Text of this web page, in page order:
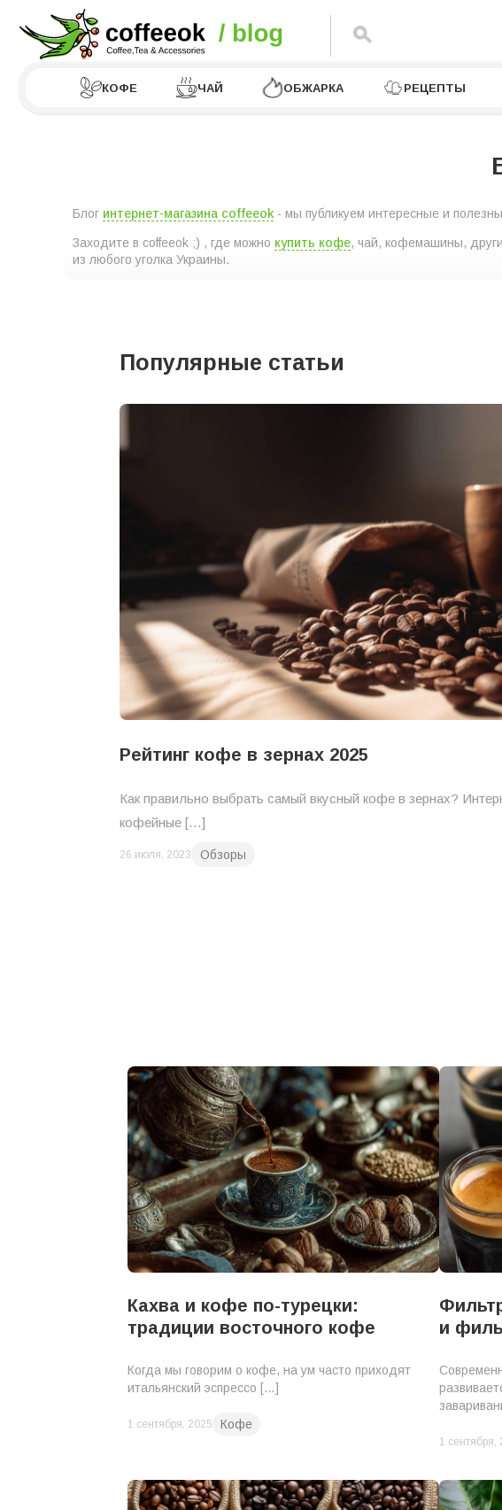
КОФЕ ЧАЙ ОБЖАРКА РЕЦЕПТЫ
Блог интернет-магазина coffeeok - мы публикуем интересные и
Заходите в coffeeok ;) , где можно купить кофе, чай, кофемашины,
из любого уголка Украины.
Популярные статьи
Рейтинг кофе в зернах 2025
Как правильно выбрать самый вкусный кофе в зернах?
кофейные […]
26 июля, 2023 Обзоры
Кахва и кофе по-турецки:
традиции восточного кофе
Когда мы говорим о кофе, на ум часто приходят
итальянский эспрессо […]
1 сентября, 2025 Кофе
и
1 сентября,